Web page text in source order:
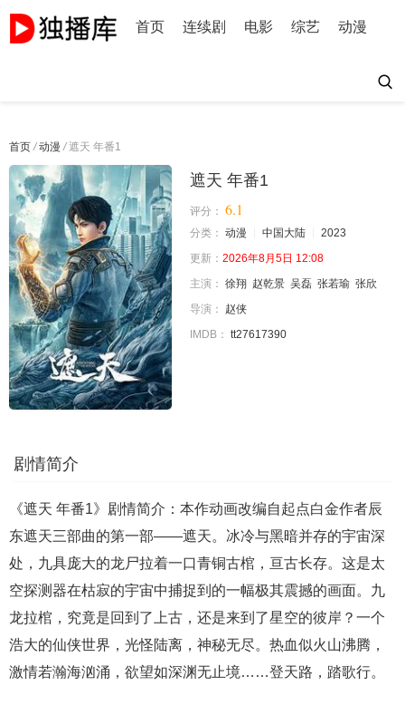
首页 连续剧 电影 综艺 动漫
首页 / 动漫 / 遮天 年番1
遮天 年番1
评分： 6.1
分类： 动漫 中国大陆
2023
更新： 2026年8月5日 12:08
主演： 徐翔 赵乾景 吴磊 张若瑜 张欣
导演：
赵侠
IMDB： tt27617390
剧情简介
《遮天 年番1》剧情简介：本作动画改编自起点白金作者辰
东遮天三部曲的第一部——遮天。冰冷与黑暗并存的宇宙深
处，九具庞大的龙尸拉着一口青铜古棺，亘古长存。这是太
空探测器在枯寂的宇宙中捕捉到的一幅极其震撼的画面。九
龙拉棺，究竟是回到了上古，还是来到了星空的彼岸？一个
浩大的仙侠世界，光怪陆离，神秘无尽。热血似火山沸腾，
激情若瀚海汹涌，欲望如深渊无止境……登天路，踏歌行。